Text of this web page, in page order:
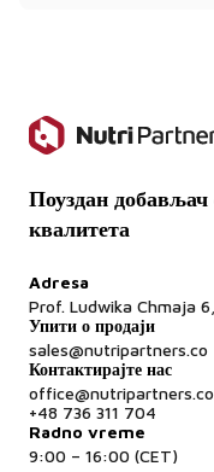
Поуздан добављач
квалитета
Adresa
Prof. Ludwika Chmaja
Упити о продаји
sales@nutripartners.co
Контактирајте нас
office@nutripartners.co
+48 736 311 704
Radno vreme
9:00 – 16:00 (CET)